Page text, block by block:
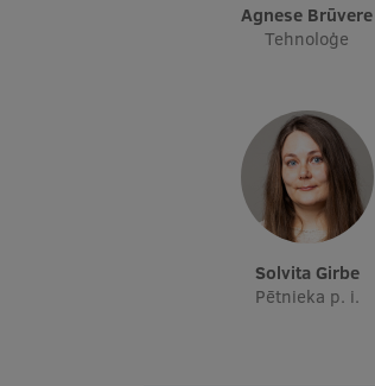
Agnese Brūvere
Tehnoloģe
Solvita Girbe
Pētnieka p. i.